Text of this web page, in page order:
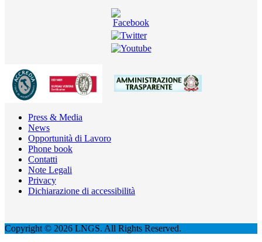
Press & Media
News
Opportunità di Lavoro
Phone book
Contatti
Note Legali
Privacy
Dichiarazione di accessibilità
Copyright © 2026 LNGS. All Rights Reserved.